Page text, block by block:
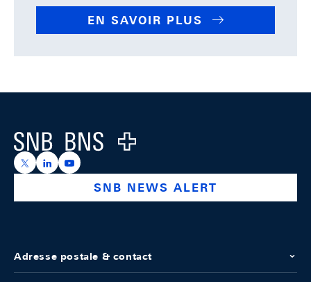
EN SAVOIR PLUS
Logo
https://x.com/snb_bns
https://ch.linkedin.com/company/swiss-national-
https://www.youtube.com/@swissnationalbank
SNB NEWS ALERT
Adresse postale & contact